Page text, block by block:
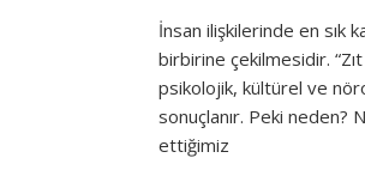
İnsan ilişkilerinde en sık
birbirine çekilmesidir.
psikolojik, kültürel ve
sonuçlanır. Peki neden?
ettiğimiz